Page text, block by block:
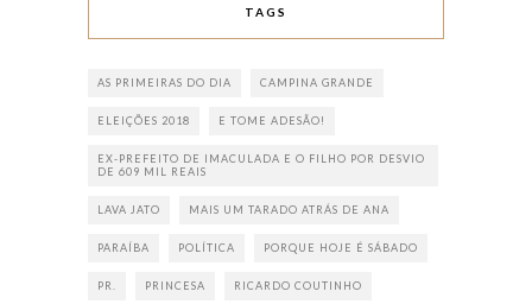
TAGS
AS PRIMEIRAS DO DIA CAMPINA GRANDE
ELEIÇÕES 2018 E TOME ADESÃO!
EX-PREFEITO DE IMACULADA E O FILHO POR DESVIO
DE 609 MIL REAIS
LAVA JATO MAIS UM TARADO ATRÁS DE ANA
PARAÍBA POLÍTICA PORQUE HOJE É SÁBADO
PR. PRINCESA RICARDO COUTINHO